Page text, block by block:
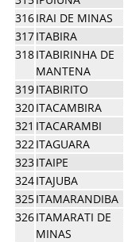
316IRAI DE MINAS
317ITABIRA
318ITABIRINHA DE
MANTENA
319ITABIRITO
320ITACAMBIRA
321 ITACARAMBI
322ITAGUARA
323ITAIPE
324ITAJUBA
325ITAMARANDIBA
326ITAMARATI DE
MINAS